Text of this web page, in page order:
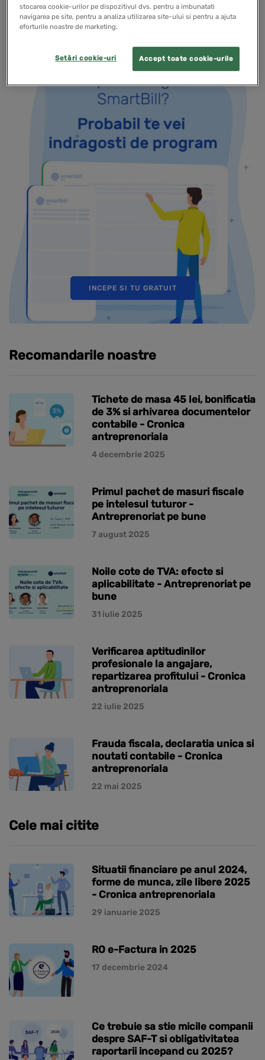
INCEPE SI TU GRATUIT
Recomandarile noastre
Tichete de masa 45 lei, bonificatia
de 3% si arhivarea documentelor
contabile - Cronica
antreprenoriala
4 decembrie 2025
Primul pachet de masuri fiscale
pe intelesul tuturor -
Antreprenoriat pe bune
7 august 2025
Noile cote de TVA: efecte si
aplicabilitate - Antreprenoriat pe
bune
31 iulie 2025
Verificarea aptitudinilor
profesionale la angajare,
repartizarea profitului - Cronica
antreprenoriala
22 iulie 2025
Frauda fiscala, declaratia unica si
noutati contabile - Cronica
antreprenoriala
22 mai 2025
Cele mai citite
Situatii financiare pe anul 2024,
forme de munca, zile libere 2025
- Cronica antreprenoriala
29 ianuarie 2025
RO e-Factura in 2025
17 decembrie 2024
Ce trebuie sa stie micile companii
despre SAF-T si obligativitatea
raportarii incepand cu 2025?
stocarea cookie-urilor pe dispozitivul dvs. pentru a imbunatati
navigarea pe site, pentru a analiza utilizarea site-ului si pentru a ajuta
eforturile noastre de marketing.
Accept toate cookie-urile
Setări cookie-uri